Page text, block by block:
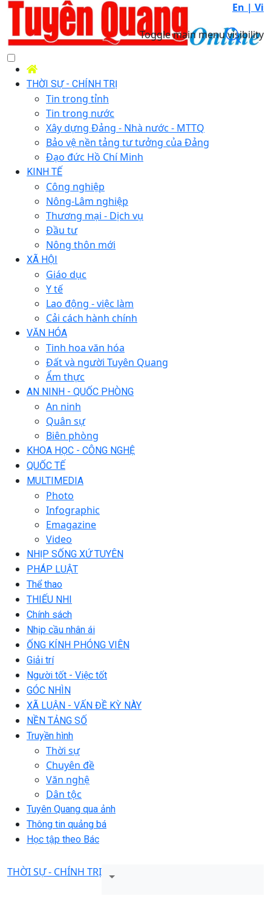
En | Vi
Toggle main menu visibility
THỜI SỰ - CHÍNH TRỊ
Tin trong tỉnh
Tin trong nước
Xây dựng Đảng - Nhà nước - MTTQ
Bảo vệ nền tảng tư tưởng của Đảng
Đạo đức Hồ Chí Minh
KINH TẾ
Công nghiệp
Nông-Lâm nghiệp
Thương mại - Dịch vụ
Đầu tư
Nông thôn mới
XÃ HỘI
Giáo dục
Y tế
Lao động - việc làm
Cải cách hành chính
VĂN HÓA
Tinh hoa văn hóa
Đất và người Tuyên Quang
Ẩm thực
AN NINH - QUỐC PHÒNG
An ninh
Quân sự
Biên phòng
KHOA HỌC - CÔNG NGHỆ
QUỐC TẾ
MULTIMEDIA
Photo
Infographic
Emagazine
Video
NHỊP SỐNG XỨ TUYÊN
PHÁP LUẬT
Thể thao
THIẾU NHI
Chính sách
Nhịp cầu nhân ái
ỐNG KÍNH PHÓNG VIÊN
Giải trí
Người tốt - Việc tốt
GÓC NHÌN
XÃ LUẬN - VẤN ĐỀ KỲ NÀY
NỀN TẢNG SỐ
Truyền hình
Thời sự
Chuyên đề
Văn nghệ
Dân tộc
Tuyên Quang qua ảnh
Thông tin quảng bá
Học tập theo Bác
THỜI SỰ - CHÍNH TRỊ